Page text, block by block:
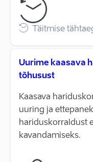
Täitmise
Uurime kaasava
tõhusust
Kaasava
uuring ja
hariduskorraldust
kavandamiseks.